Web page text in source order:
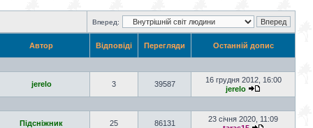
Вперед:
Автор Відповіді Перегляди Останній допис
jerelo 3 39587
16 грудня 2012, 16:00
jerelo
Підсніжник 25 86131
23 січня 2020, 11:09